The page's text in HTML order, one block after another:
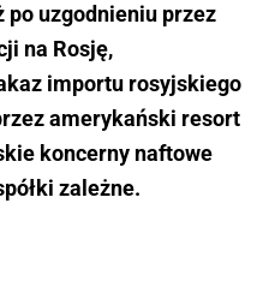
po uzgodnieniu przez
na Rosję,
importu rosyjskiego
amerykański resort
koncerny naftowe
zależne.